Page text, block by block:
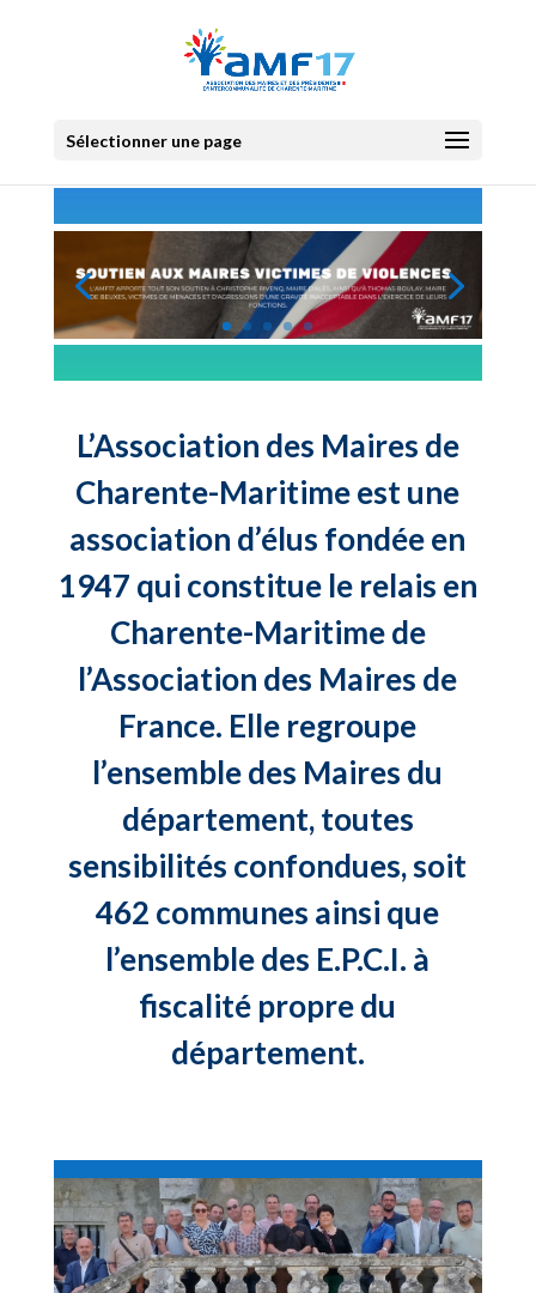
Sélectionner une page
L’Association des Maires de
Charente-Maritime est une
association d’élus fondée en
1947 qui constitue le relais en
Charente-Maritime de
l’Association des Maires de
France. Elle regroupe
l’ensemble des Maires du
département, toutes
sensibilités confondues, soit
462 communes ainsi que
l’ensemble des E.P.C.I. à
fiscalité propre du
département.